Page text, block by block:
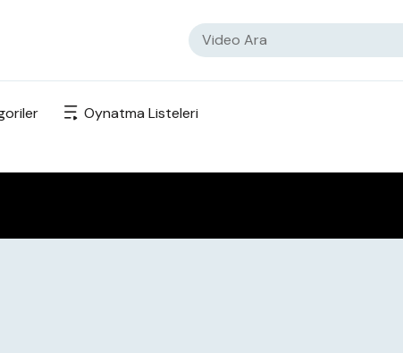
Oynatma Listeleri